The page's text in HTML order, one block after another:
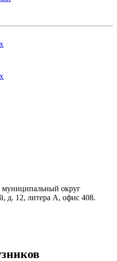
муниципальный округ
д. 12, литера А, офис 408.